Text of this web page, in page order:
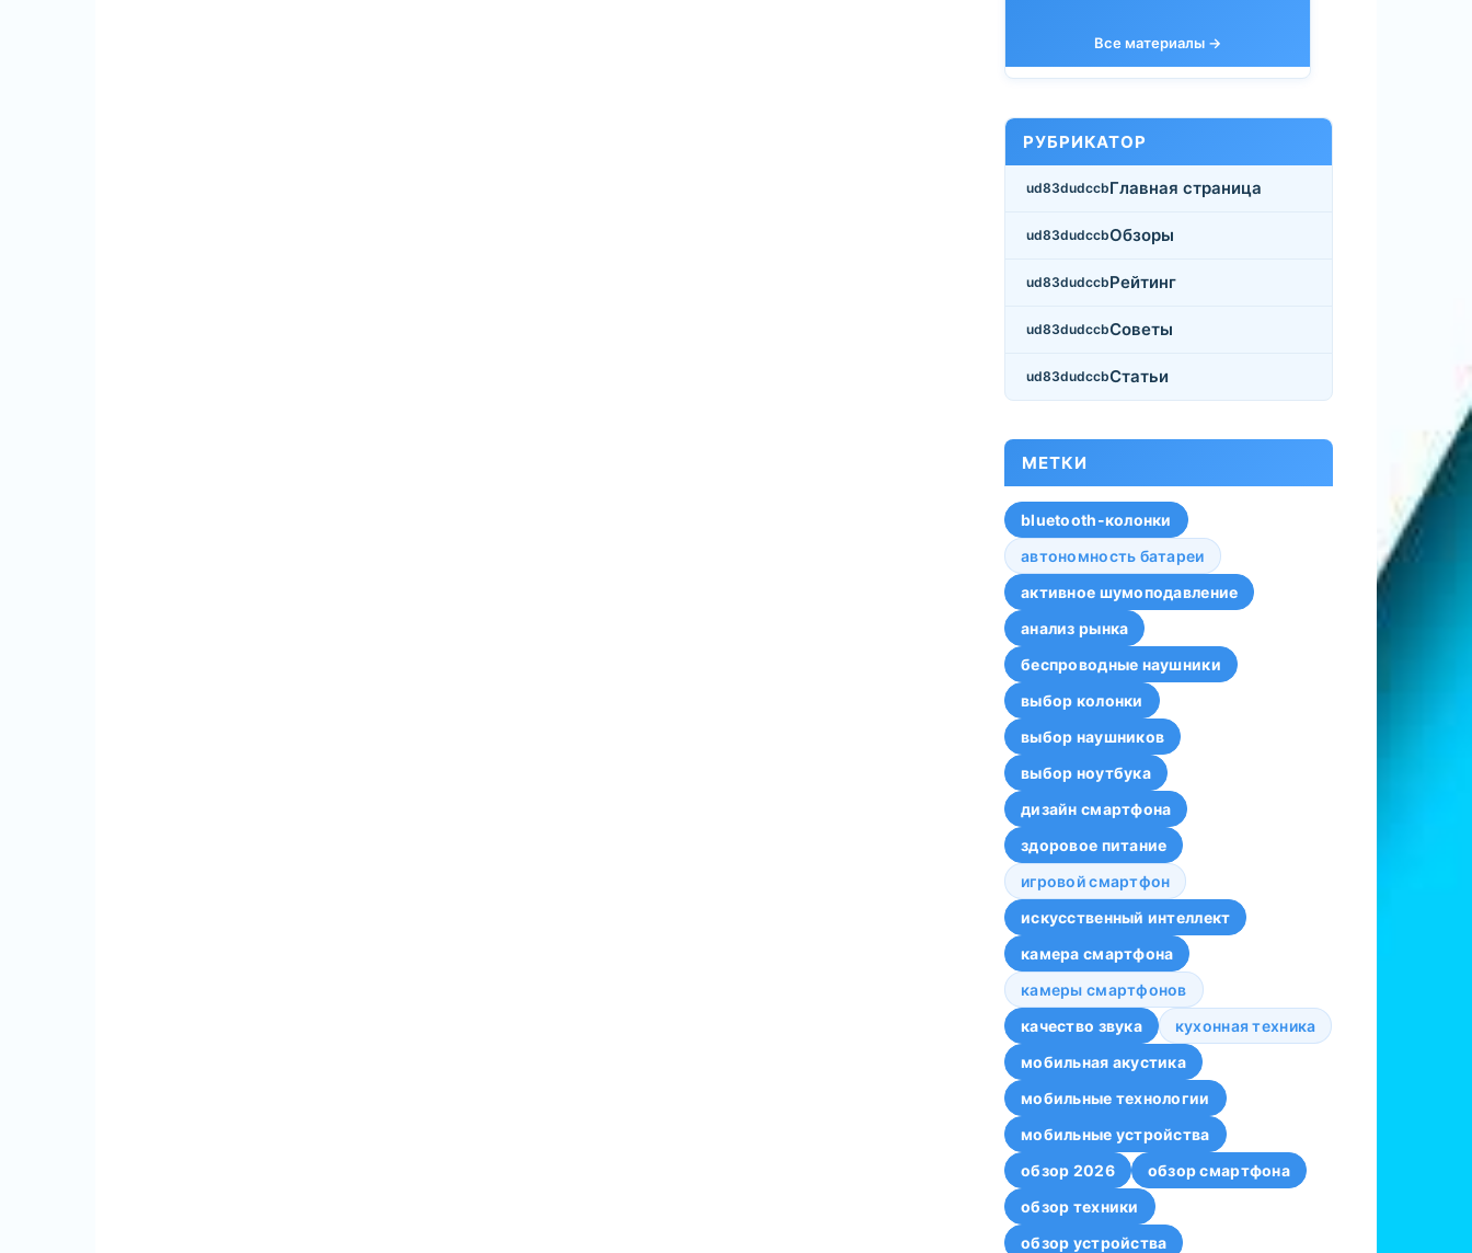
Все материалы →
РУБРИКАТОР
Главная страница
Обзоры
Рейтинг
Советы
Статьи
МЕТКИ
bluetooth-колонки
автономность батареи
активное шумоподавление
анализ рынка
беспроводные наушники
выбор колонки
выбор наушников
выбор ноутбука
дизайн смартфона
здоровое питание
игровой смартфон
искусственный интеллект
камера смартфона
камеры смартфонов
качество звука
кухонная техника
мобильная акустика
мобильные технологии
мобильные устройства
обзор 2026
обзор смартфона
обзор техники
обзор устройства